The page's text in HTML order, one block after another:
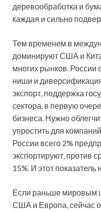
деревообработка и
каждая и сильно
Тем временем в
доминируют США и
многих рынков.
ниши и
экспорт, поддержка
сектора, в первую
бизнеса. Нужно
упростить для
России всего 2%
экспортируют, против
15%. И этот показатель
Если раньше мировым
США и Европа, сейчас